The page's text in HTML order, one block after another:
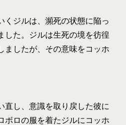
くジルは、瀕死の状態に陥っ
した。ジルは生死の境を彷徨
ましたが、その意味をコッホ
直し、意識を取り戻した彼に
ボロの服を着たジルにコッホ